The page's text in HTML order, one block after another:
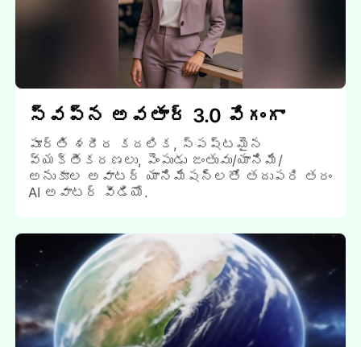
స్వప్న అవతార్ 3.0 వేగంగా
పూర్తి శరీర కదలిక, స్పష్టమైన
వ్యక్తీకరణలు, పెంపుడు జంతువు/యానిమే/
అనుకూల అవాటర్ యానిమేషన్లతో తదుపరి తరం
AI అవాటర్ వీడియో.